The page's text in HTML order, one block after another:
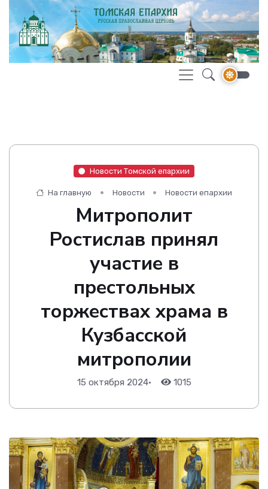
Новости Томской епархии
На главную Новости Новости епархии
Митрополит
Ростислав принял
участие в
престольных
торжествах храма в
Кузбасской
митрополии
15 октября 2024• 1015